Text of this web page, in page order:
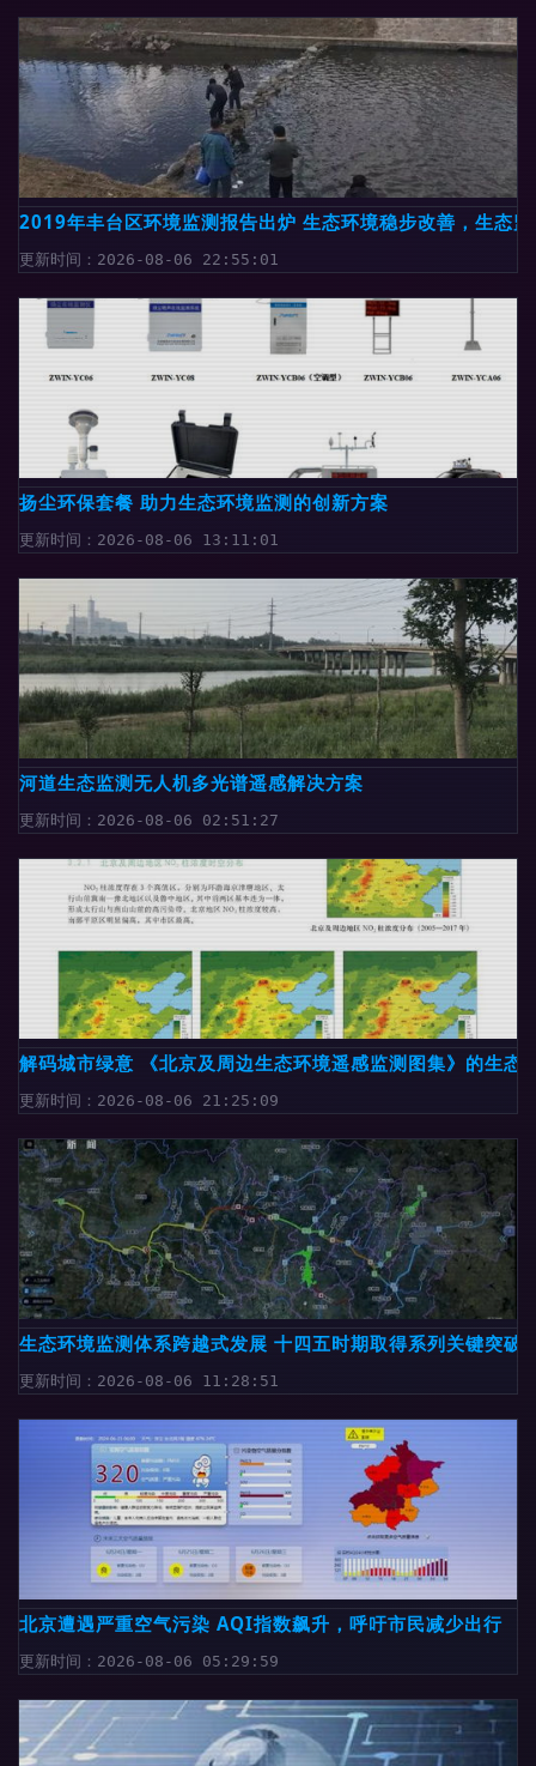
2019年丰台区环境监测报告出炉 生态环境稳步改善，生态
更新时间：2026-08-06 22:55:01
扬尘环保套餐 助力生态环境监测的创新方案
更新时间：2026-08-06 13:11:01
河道生态监测无人机多光谱遥感解决方案
更新时间：2026-08-06 02:51:27
解码城市绿意 《北京及周边生态环境遥感监测图集》的生态
更新时间：2026-08-06 21:25:09
生态环境监测体系跨越式发展 十四五时期取得系列关键突破
更新时间：2026-08-06 11:28:51
北京遭遇严重空气污染 AQI指数飙升，呼吁市民减少出行
更新时间：2026-08-06 05:29:59